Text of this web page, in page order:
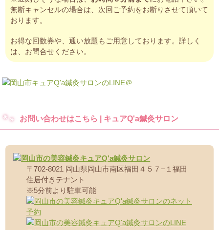
無断キャンセルの場合は、次回ご予約をお断りさせて頂いて
おります。
お得な回数券や、通い放題もご用意しております。詳しく
は、お問合せください。
お問い合わせはこちら | キュアQ'a鍼灸サロン
〒702-8021 岡山県岡山市南区福田４５７−１福田
住居付きテナント
※5分前より駐車可能